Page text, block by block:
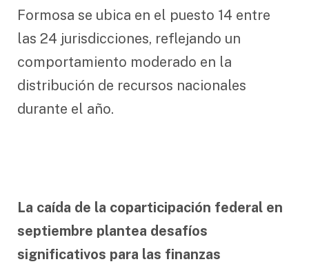
Formosa se ubica en el puesto 14 entre
las 24 jurisdicciones, reflejando un
comportamiento moderado en la
distribución de recursos nacionales
durante el año.
La caída de la coparticipación federal en
septiembre plantea desafíos
significativos para las finanzas